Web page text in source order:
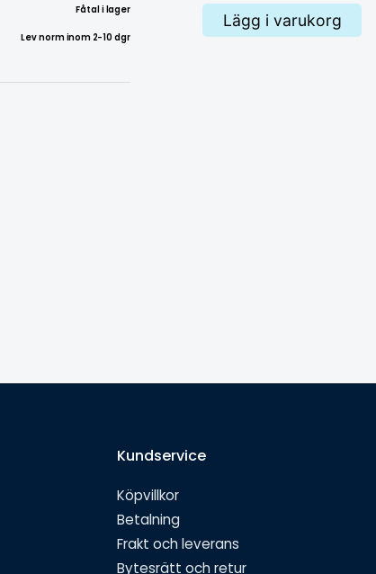
Fåtal i lager
Lev norm inom 2-10 dgr
Lägg i varukorg
Kundservice
Köpvillkor
Betalning
Frakt och leverans
Bytesrätt och retur